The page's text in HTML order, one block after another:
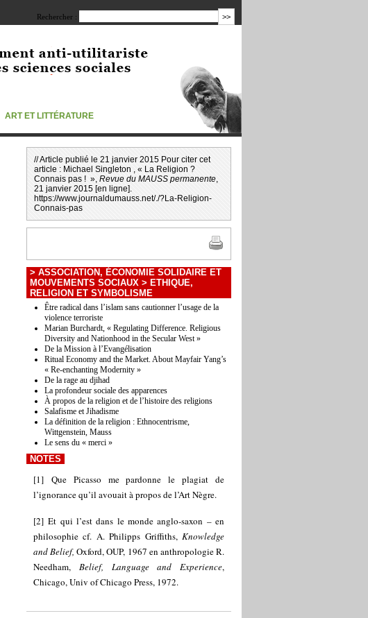
Rechercher :
ART ET LITTÉRATURE
// Article publié le 21 janvier 2015 Pour citer cet
article : Michael Singleton , « La Religion ?
Connais pas ! », Revue du MAUSS permanente,
21 janvier 2015 [en ligne].
https://www.journaldumauss.net/./?La-Religion-
Connais-pas
> ASSOCIATION, ÉCONOMIE SOLIDAIRE ET
MOUVEMENTS SOCIAUX > ETHIQUE,
RELIGION ET SYMBOLISME
Être radical dans l’islam sans cautionner l’usage de la
violence terroriste
Marian Burchardt, « Regulating Difference. Religious
Diversity and Nationhood in the Secular West »
De la Mission à l’Evangélisation
Ritual Economy and the Market. About Mayfair Yang’s
« Re-enchanting Modernity »
De la rage au djihad
La profondeur sociale des apparences
À propos de la religion et de l’histoire des religions
Salafisme et Jihadisme
La définition de la religion : Ethnocentrisme,
Wittgenstein, Mauss
Le sens du « merci »
NOTES
[1] Que Picasso me pardonne le plagiat de
l’ignorance qu’il avouait à propos de l’Art Nègre.
[2]Et qui l’est dans le monde anglo-saxon – en
philosophie cf. A. Philipps Griffiths, Knowledge
and Belief, Oxford, OUP, 1967 en anthropologie R.
Needham, Belief, Language and Experience,
Chicago, Univ of Chicago Press, 1972.